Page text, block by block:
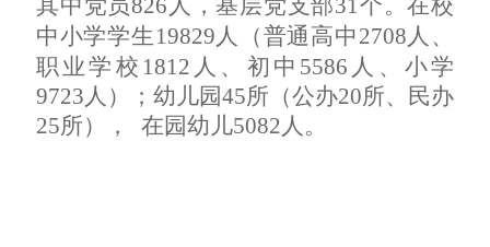
其中党员826人，基层党支部31个。在校
中小学学生19829人（普通高中2708人、
职业学校1812人、初中5586人、小学
9723人）；幼儿园45所（公办20所、民办
25所）， 在园幼儿5082人。